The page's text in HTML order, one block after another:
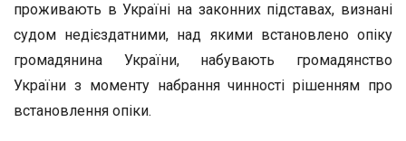
проживають в Україні на законних підставах, визнані
судом недієздатними, над якими встановлено опіку
громадянина України, набувають громадянство
України з моменту набрання чинності рішенням про
встановлення опіки.